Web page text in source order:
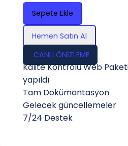
Sepete Ekle
Hemen Satın Al
CANLI ÖNİZLEME
Kalite Kontrolü Web
yapıldı
Tam Dokümantasyon
Gelecek güncellemeler
7/24 Destek